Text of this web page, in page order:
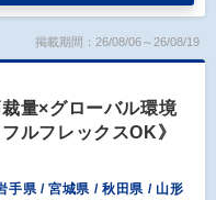
掲載期間：26/08/06～26/08/19
量×グローバル環境
ルフレックスOK》
手県 / 宮城県 / 秋田県 / 山形